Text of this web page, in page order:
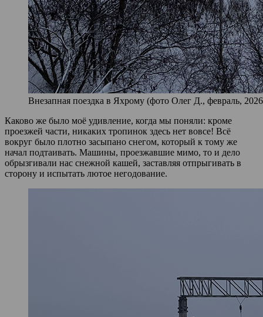
Внезапная поездка в Яхрому (фото Олег Д., февраль,
Каково же было моё удивление, когда мы поняли: кроме
проезжей части, никаких тропинок здесь нет вовсе! Всё
вокруг было плотно засыпано снегом, который к тому же
начал подтаивать. Машины, проезжавшие мимо, то и дело
обрызгивали нас снежной кашей, заставляя отпрыгивать в
сторону и испытать лютое негодование.